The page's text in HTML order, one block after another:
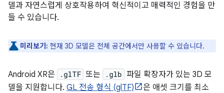
델과 자연스럽게 상호작용하여 혁신적이고 매력적인 경험을 만
들 수 있습니다.
미리보기: 현재 3D 모델은 전체 공간에서만 사용할 수 있습니다.
Android XR은 .glTF 또는 .glb 파일 확장자가 있는 3D 모
델을 지원합니다. GL 전송 형식 (glTF)
은 애셋 크기를 최소